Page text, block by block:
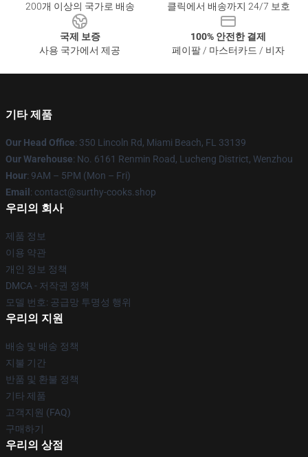
200개 이상의 국가로 배송
클릭에서 배송까지 24/7 보호
국제 보증
사용 국가에서 제공
100% 안전한 결제
페이팔 / 마스터카드 / 비자
기타 제품
Our Head Office: 350 Lincoln Rd, Miami Beach, FL 33139
Our Warehouse: No. 6161 Renmin Road, Lucheng District, Wenzhou
Hour: 9AM – 5PM (Mon – Fri)
Email : contact@surthy-cooks.shop
우리의 회사
제품 정보
이용 약관
개인 정보 정책
DMCA - 저작권 정책
모델 번호: 공급망 투명성 행위
우리의 지원
배송 및 배송 정책
지불 기간
반품 및 환불 정책
기타 제품
고객지원 (FAQ)
구매하기
우리의 상점